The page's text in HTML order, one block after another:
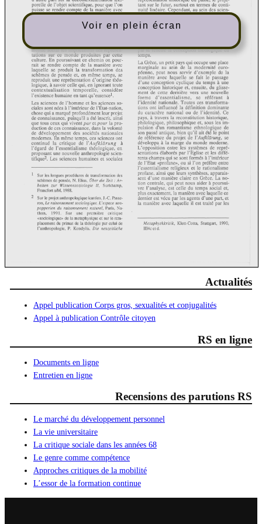
Voir en plein écran
Actualités
Appel publication Corps gros, sexualités et conjugalités
Appel à publication Contrôle citoyen
RS en ligne
Documents en ligne
Entretien en ligne
Recensions des parutions RS
Le marché du développement personnel
La vie universitaire
La critique sociale dans les années 68
Le genre comme compétence
Approches critiques de la mobilité
L’essor de la formation continue